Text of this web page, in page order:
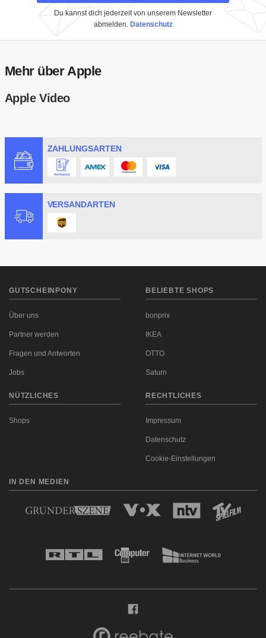
Du kannst dich jederzeit von unserem Newsletter
abmelden. Datenschutz
Mehr über Apple
Apple Video
ZAHLUNGSARTEN
VERSANDARTEN
GUTSCHEINPONY
Über uns
Partner werden
Fragen und Antworten
Jobs
BELIEBTE SHOPS
bonprix
IKEA
OTTO
Saturn
NÜTZLICHES
Shops
RECHTLICHES
Impressum
Datenschutz
Cookie-Einstellungen
IN DEN MEDIEN